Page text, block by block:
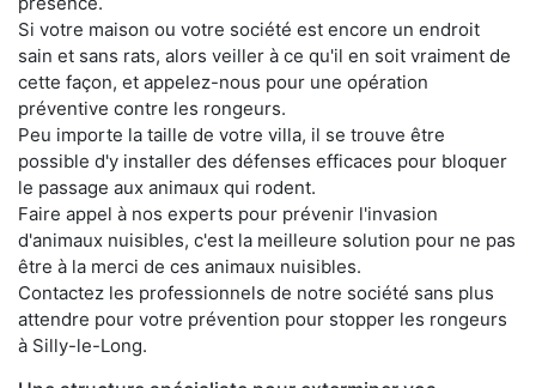
Si votre maison ou votre société est encore un endroit
sain et sans rats, alors veiller à ce qu'il en soit vraiment de
cette façon, et appelez-nous pour une opération
préventive contre les rongeurs.
Peu importe la taille de votre villa, il se trouve être
possible d'y installer des défenses efficaces pour bloquer
le passage aux animaux qui rodent.
Faire appel à nos experts pour prévenir l'invasion
d'animaux nuisibles, c'est la meilleure solution pour ne pas
être à la merci de ces animaux nuisibles.
Contactez les professionnels de notre société sans plus
attendre pour votre prévention pour stopper les rongeurs
à Silly-le-Long.